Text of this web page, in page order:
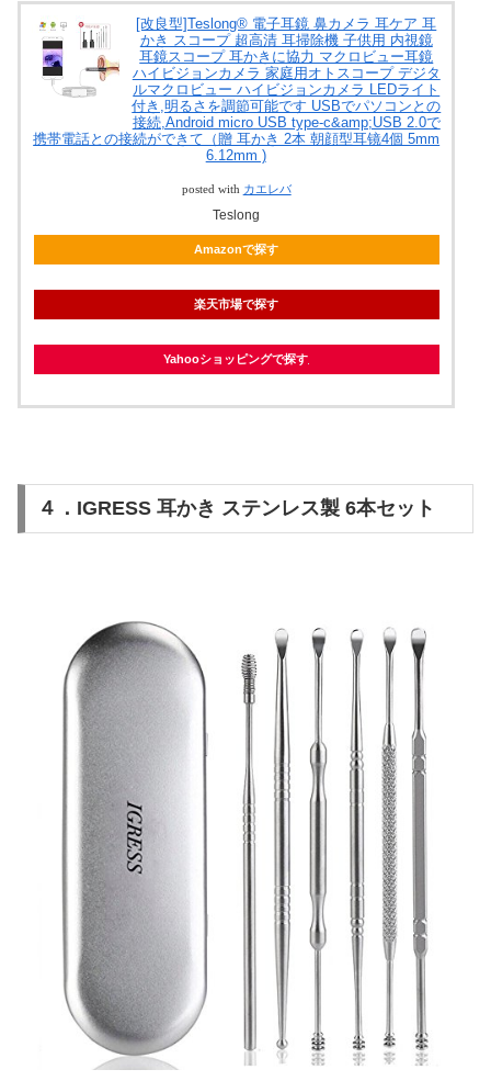
[改良型]Teslong® 電子耳鏡 鼻カメラ 耳ケア 耳
かき スコープ 超高清 耳掃除機 子供用 内視鏡
耳鏡スコープ 耳かきに協力 マクロビュー耳鏡
ハイビジョンカメラ 家庭用オトスコープ デジタ
ルマクロビュー ハイビジョンカメラ LEDライト
付き,明るさを調節可能です USBでパソコンとの
接続,Android micro USB type-c&amp;USB 2.0で
携帯電話との接続ができて（贈 耳かき 2本 朝顔型耳镜4個 5mm
6.12mm )
posted with カエレバ
Teslong
Amazonで探す
楽天市場で探す
Yahooショッピングで探す
４．IGRESS 耳かき ステンレス製 6本セット